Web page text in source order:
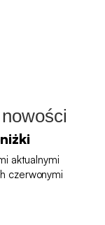
aktualnymi
czerwonymi